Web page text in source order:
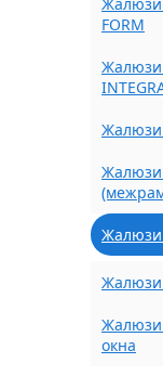
FORM
Жалюзи
Жалюзи
Жалюзи
Жалюзи
Жалюзи
Жалюзи
окна